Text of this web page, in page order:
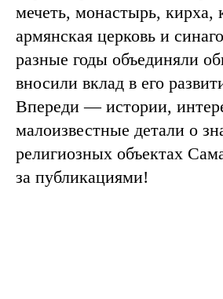
мечеть, монастырь, кирха,
армянская церковь и
разные годы объединяли
вносили вклад в его
Впереди — истории,
малоизвестные детали о
религиозных объектах
за публикациями!